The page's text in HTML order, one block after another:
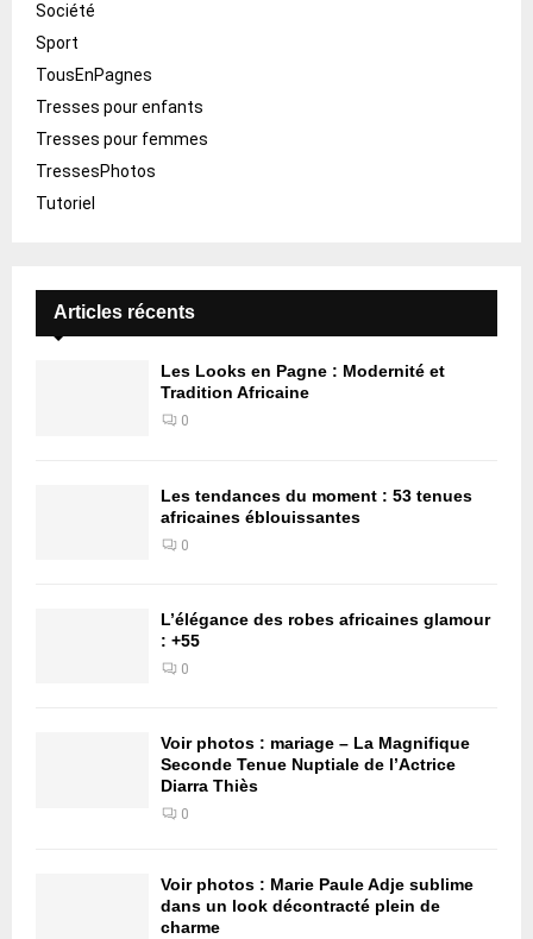
Société
Sport
TousEnPagnes
Tresses pour enfants
Tresses pour femmes
TressesPhotos
Tutoriel
Articles récents
Les Looks en Pagne : Modernité et
Tradition Africaine
0
Les tendances du moment : 53 tenues
africaines éblouissantes
0
L’élégance des robes africaines glamour
: +55
0
Voir photos : mariage – La Magnifique
Seconde Tenue Nuptiale de l’Actrice
Diarra Thiès
0
Voir photos : Marie Paule Adje sublime
dans un look décontracté plein de
charme